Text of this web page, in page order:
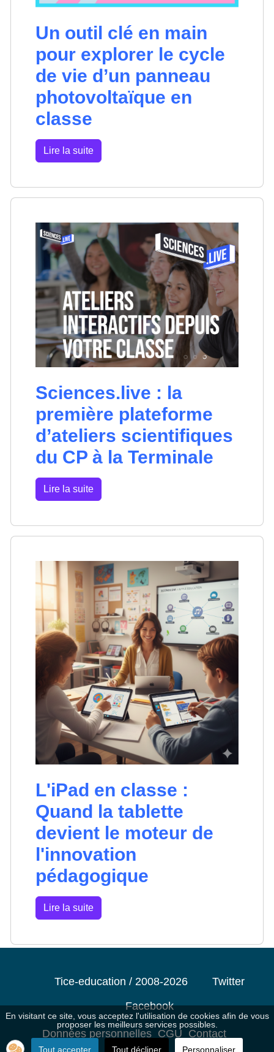
Un outil clé en main
pour explorer le cycle
de vie d’un panneau
photovoltaïque en
classe
Lire la suite
Sciences.live : la
première plateforme
d’ateliers scientifiques
du CP à la Terminale
Lire la suite
L'iPad en classe :
Quand la tablette
devient le moteur de
l'innovation
pédagogique
Lire la suite
Tice-education / 2008-2026
Twitter
Facebook
Données personnelles CGU Contact
En visitant ce site, vous acceptez l'utilisation de cookies afin de vous
proposer les meilleurs services possibles.
Tout accepter Tout décliner Personnaliser